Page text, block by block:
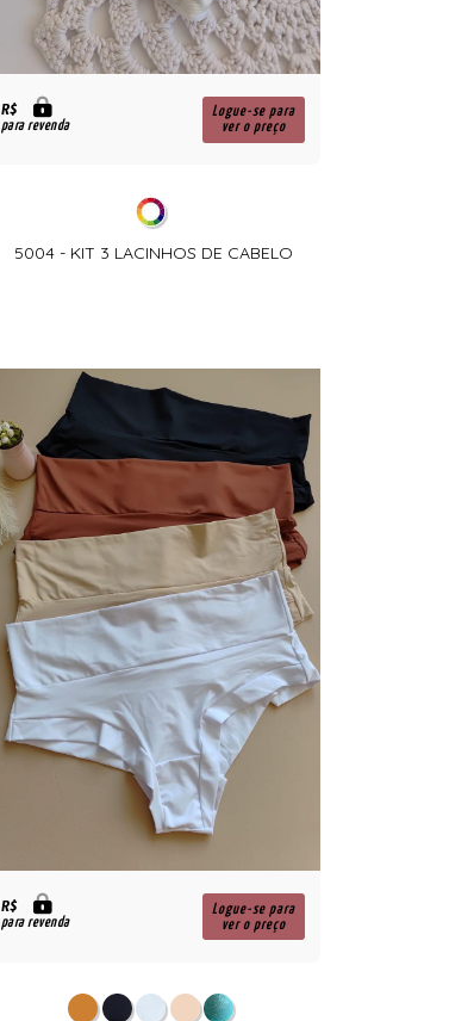
R$
para revenda
Logue-se para
ver o preço
5004 - KIT 3 LACINHOS DE CABELO
R$
para revenda
Logue-se para
ver o preço